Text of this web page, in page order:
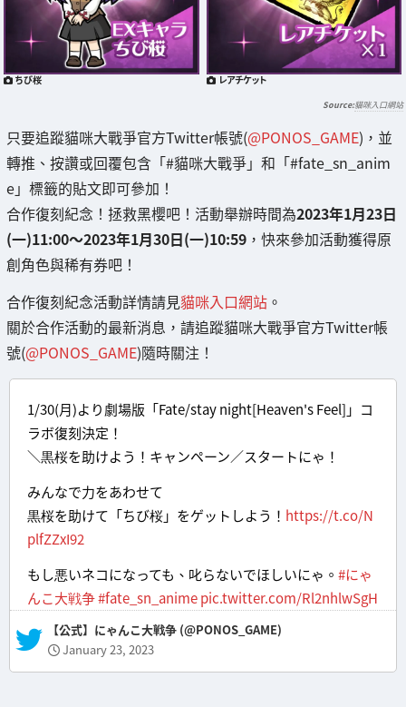
ちび桜 レアチケット
貓咪入口網站
只要追蹤貓咪大戰爭官方Twitter帳號(@PONOS_GAME)，並
轉推、按讚或回覆包含「#貓咪大戰爭」和「#fate_sn_anim
e」標籤的貼文即可參加！
合作復刻紀念！拯救黑櫻吧！活動舉辦時間為2023年1月23日
(一)11:00～2023年1月30日(一)10:59 ，快來參加活動獲得原
創角色與稀有券吧！
合作復刻紀念活動詳情請見貓咪入口網站 。
關於合作活動的最新消息，請追蹤貓咪大戰爭官方Twitter帳
號(@PONOS_GAME)隨時關注！
1/30(月)より劇場版「Fate/stay night[Heaven's Feel]」コ
ラボ復刻決定！
＼黒桜を助けよう！キャンペーン／スタートにゃ！
みんなで力をあわせて
黒桜を助けて「ちび桜」をゲットしよう！ https://t.co/N
plfZZxI92
もし悪いネコになっても、叱らないでほしいにゃ。 #にゃ
んこ大戦争#fate_sn_animepic.twitter.com/Rl2nhlwSgH
— 【公式】にゃんこ大戦争 (@PONOS_GAME)
January 23, 2023